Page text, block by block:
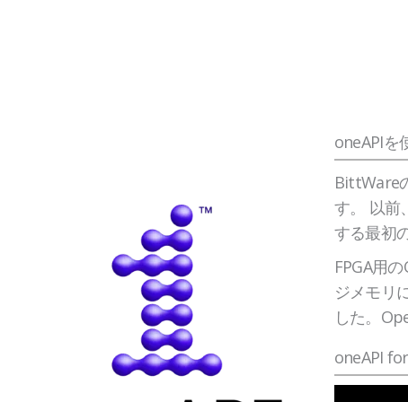
oneAPIを
BittWare
す。 以前、
する最初
FPGA用
ジメモリ
した。
oneAPI